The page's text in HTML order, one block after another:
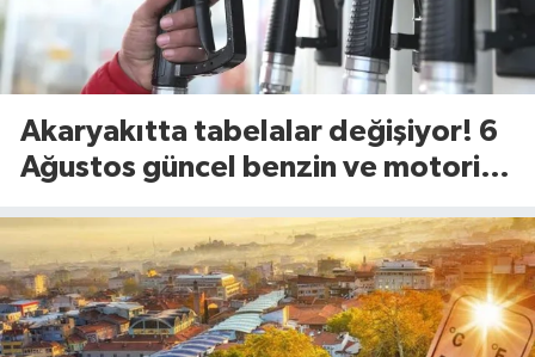
Akaryakıtta tabelalar değişiyor! 6
Ağustos güncel benzin ve motorin